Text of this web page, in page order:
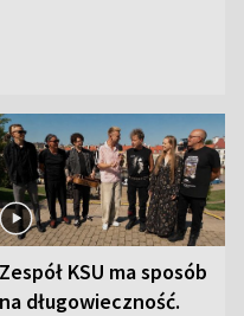
Zespół KSU ma sposób
na długowieczność.